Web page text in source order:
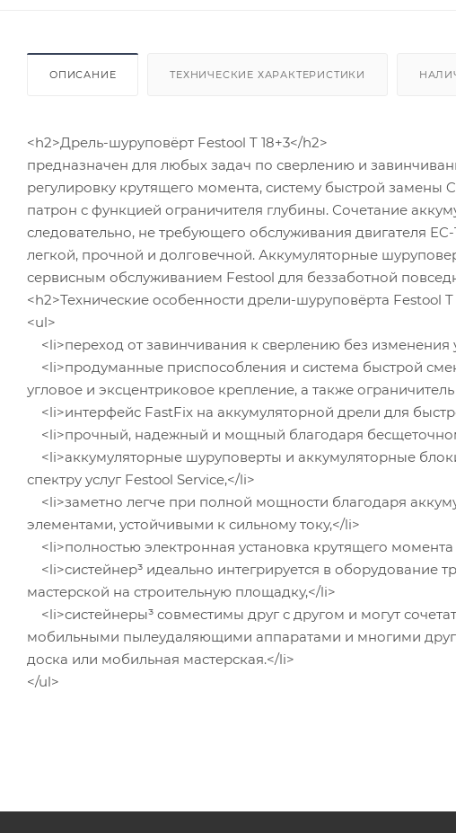
ОПИСАНИЕ ТЕХНИЧЕСКИЕ ХАРАКТЕРИСТИКИ
<h2>Дрель-шуруповёрт Festool T 18+3</h2>
предназначен для любых задач по сверлению и
регулировку крутящего момента, систему быстрой замены
патрон с функцией ограничителя глубины. Сочетание
следовательно, не требующего обслуживания двигателя
легкой, прочной и долговечной. Аккумуляторные
сервисным обслуживанием Festool для беззаботной
<h2>Технические особенности дрели-шуруповёрта Festool T
<ul>
<li>переход от завинчивания к сверлению без изменения
<li>продуманные приспособления и система быстрой
угловое и эксцентриковое крепление, а также
<li>интерфейс FastFix на аккумуляторной дрели для
<li>прочный, надежный и мощный благодаря
<li>аккумуляторные шуруповерты и аккумуляторные
спектру услуг Festool Service,</li>
<li>заметно легче при полной мощности благодаря
элементами, устойчивыми к сильному току,</li>
<li>полностью электронная установка крутящего
<li>систейнер³ идеально интегрируется в оборудование
мастерской на строительную площадку,</li>
<li>систейнеры³ совместимы друг с другом и могут
мобильными пылеудаляющими аппаратами и многими
доска или мобильная мастерская.</li>
</ul>